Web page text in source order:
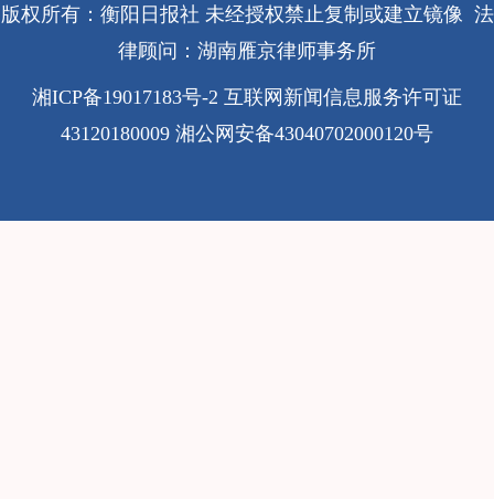
版权所有：衡阳日报社 未经授权禁止复制或建立镜像 法
律顾问：湖南雁京律师事务所
湘ICP备19017183号-2 互联网新闻信息服务许可证
43120180009 湘公网安备43040702000120号